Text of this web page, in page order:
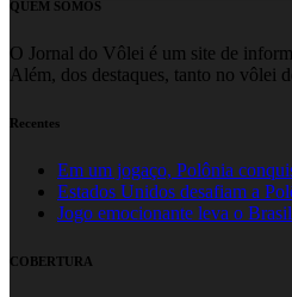
QUEM SOMOS
O Jornal do Vôlei é um site de
Além, dos destaques, tanto no vôlei
Recentes
Em um jogaço, Polônia
Estados Unidos desafiam a
Jogo emocionante leva o
COBERTURA